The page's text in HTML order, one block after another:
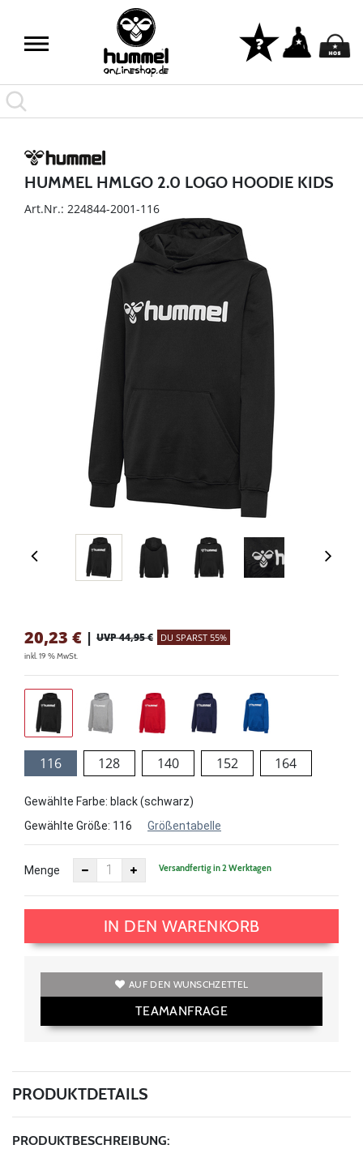
HUMMEL HMLGO 2.0 LOGO HOODIE KIDS
Art.Nr.: 224844-2001-116
20,23 € | UVP 44,95 € DU SPARST 55%
inkl. 19 % MwSt.
116 128 140 152 164
Gewählte Farbe: black (schwarz)
Gewählte Größe: 116 Größentabelle
Menge Versandfertig in 2 Werktagen
IN DEN WARENKORB
AUF DEN WUNSCHZETTEL
TEAMANFRAGE
PRODUKTDETAILS
PRODUKTBESCHREIBUNG: